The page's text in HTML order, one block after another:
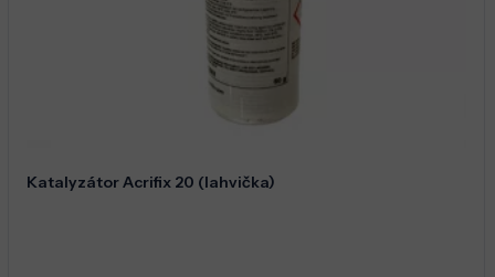
Katalyzátor Acrifix 20 (lahvička)